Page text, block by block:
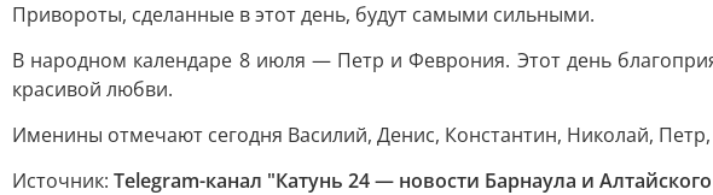
Привороты, сделанные в этот день, будут самыми сильными.
В народном календаре 8 июля — Петр и Феврония. Этот день
красивой любви.
Именины отмечают сегодня Василий, Денис, Константин, Николай,
Источник: Telegram-канал "Катунь 24 — новости Барнаула и